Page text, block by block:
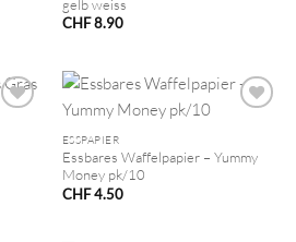
gelb weiss
CHF8.90
ESSPAPIER
Essbares Waffelpapier – Yummy
Money pk/10
CHF4.50